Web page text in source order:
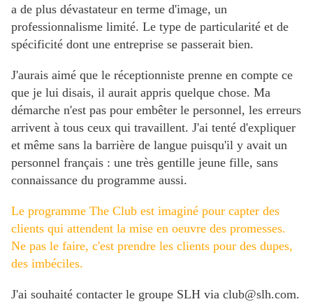
a de plus dévastateur en terme d'image, un
professionnalisme limité. Le type de particularité et de
spécificité dont une entreprise se passerait bien.
J'aurais aimé que le réceptionniste prenne en compte ce
que je lui disais, il aurait appris quelque chose. Ma
démarche n'est pas pour embêter le personnel, les erreurs
arrivent à tous ceux qui travaillent. J'ai tenté d'expliquer
et même sans la barrière de langue puisqu'il y avait un
personnel français : une très gentille jeune fille, sans
connaissance du programme aussi.
Le programme The Club est imaginé pour capter des
clients qui attendent la mise en oeuvre des promesses.
Ne pas le faire, c'est prendre les clients pour des dupes,
des imbéciles.
J'ai souhaité contacter le groupe SLH via club@slh.com.